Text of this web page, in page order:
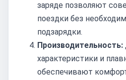
заряде позволяют
поездки без
подзарядки.
Производительность:
характеристики и
обеспечивают